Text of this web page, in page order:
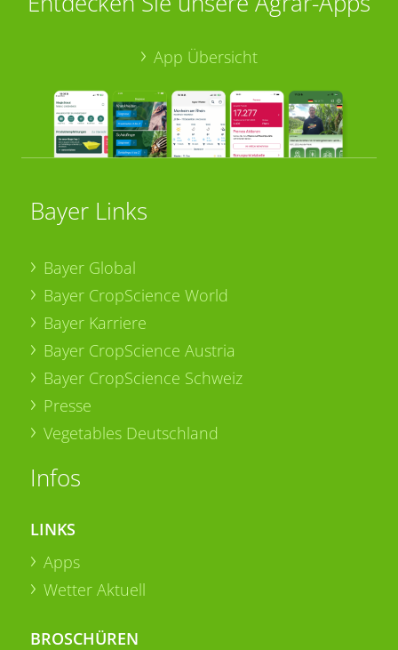
App Übersicht
Bayer Links
Bayer Global
Bayer CropScience World
Bayer Karriere
Bayer CropScience Austria
Bayer CropScience Schweiz
Presse
Vegetables Deutschland
Infos
LINKS
Apps
Wetter Aktuell
BROSCHÜREN